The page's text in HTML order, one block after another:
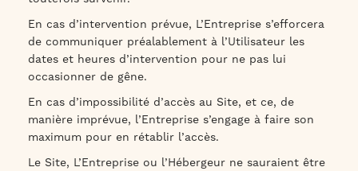
En cas d’intervention prévue, L’Entreprise s’efforcera
de communiquer préalablement à l’Utilisateur les
dates et heures d’intervention pour ne pas lui
occasionner de gêne.
En cas d’impossibilité d’accès au Site, et ce, de
manière imprévue, l’Entreprise s’engage à faire son
maximum pour en rétablir l’accès.
Le Site, L’Entreprise ou l’Hébergeur ne sauraient être